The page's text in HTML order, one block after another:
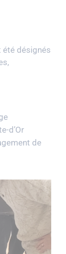
été désignés
d’Or
de